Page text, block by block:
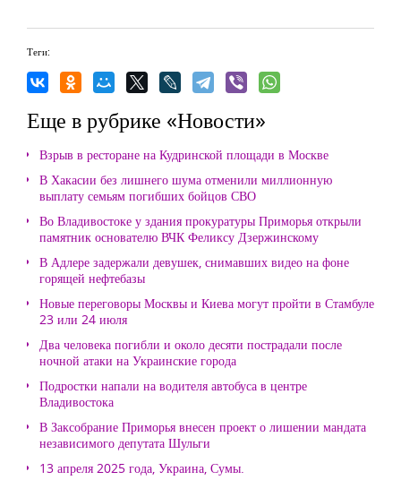
Теги:
Еще в рубрике «Новости»
Взрыв в ресторане на Кудринской площади в Москве
В Хакасии без лишнего шума отменили миллионную
выплату семьям погибших бойцов СВО
Во Владивостоке у здания прокуратуры Приморья открыли
памятник основателю ВЧК Феликсу Дзержинскому
В Адлере задержали девушек, снимавших видео на фоне
горящей нефтебазы
Новые переговоры Москвы и Киева могут пройти в Стамбуле
23 или 24 июля
Два человека погибли и около десяти пострадали после
ночной атаки на Украинские города
Подростки напали на водителя автобуса в центре
Владивостока
В Заксобрание Приморья внесен проект о лишении мандата
независимого депутата Шульги
13 апреля 2025 года, Украина, Сумы.